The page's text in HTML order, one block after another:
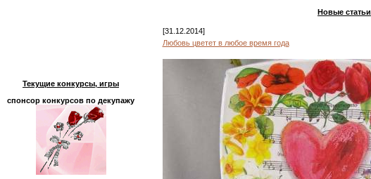
Текущие конкурсы, игры
спонсор конкурсов по декупажу
Новые статьи
[31.12.2014]
Любовь цветет в любое время года